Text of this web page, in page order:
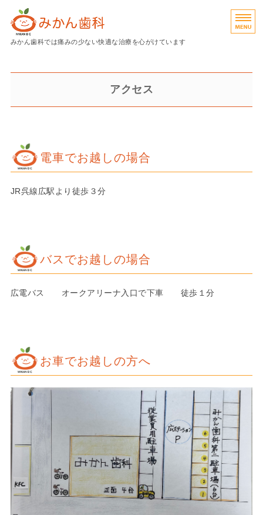
広島県呉市のみかん歯科｜予
みかん歯科では痛みの少ない快適な治療を心がけています
アクセス
予約
アクセス
電車でお越しの場合
JR呉線広駅より徒歩３分
バスでお越しの場合
広電バス オークアリーナ入口で下車 徒歩１分
お車でお越しの方へ